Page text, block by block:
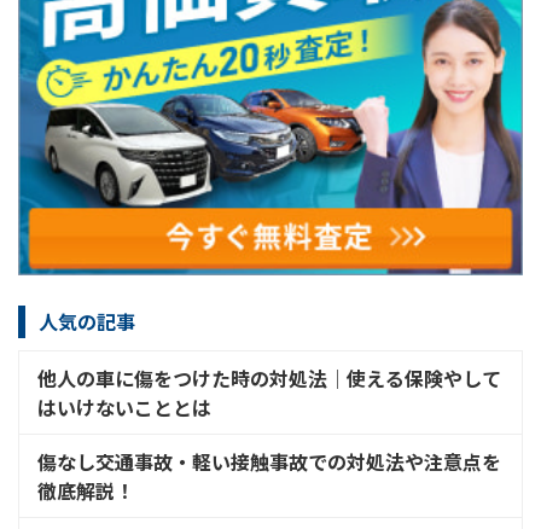
人気の記事
他人の車に傷をつけた時の対処法│使える保険やして
はいけないこととは
傷なし交通事故・軽い接触事故での対処法や注意点を
徹底解説！